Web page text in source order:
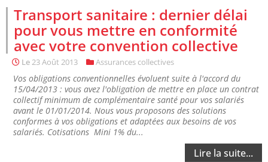
Transport sanitaire : dernier délai
pour vous mettre en conformité
avec votre convention collective
Le23 Août 2013 Assurances collectives
Vos obligations conventionnelles évoluent suite à l'accord du
15/04/2013 : vous avez l'obligation de mettre en place un contrat
collectif minimum de complémentaire santé pour vos salariés
avant le 01/01/2014. Nous vous proposons des solutions
conformes à vos obligations et adaptées aux besoins de vos
salariés. Cotisations Mini 1% du...
Lire la suite...